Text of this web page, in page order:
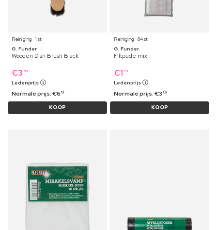
Reiniging ⋅ 1 st
G. Funder
Wooden Dish Brush Black
€3 59
Ledenprijs
Normale prijs:€6 19
KOOP
Reiniging ⋅ 64 st
G. Funder
Filtpude mix
€1 79
Ledenprijs
Normale prijs:€3 29
KOOP